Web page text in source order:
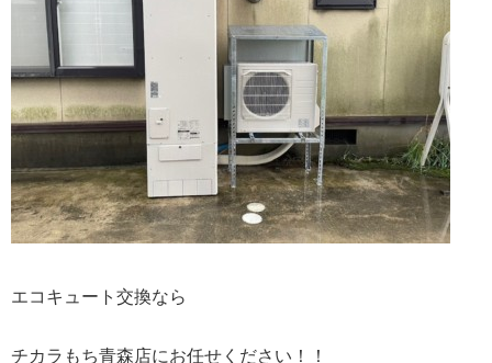
エコキュート交換なら
チカラもち青森店にお任せください！！